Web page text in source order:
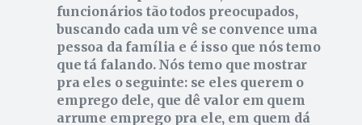
funcionários tão todos preocupados,
buscando cada um vê se convence uma
pessoa da família e é isso que nós temo
que tá falando. Nós temo que mostrar
pra eles o seguinte: se eles querem o
emprego dele, que dê valor em quem
arrume emprego pra ele, em quem dá